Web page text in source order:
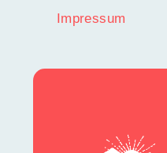
Impressum